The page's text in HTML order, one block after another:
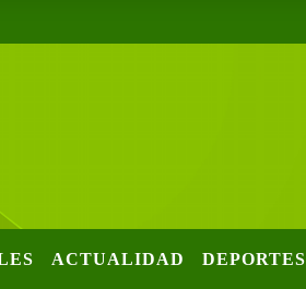
ACTUALIDAD DEPORTES